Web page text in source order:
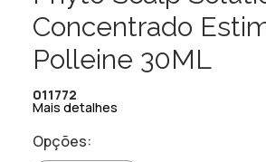
Concentrado
Polleine 30ML
011772
Mais detalhes
Opções: